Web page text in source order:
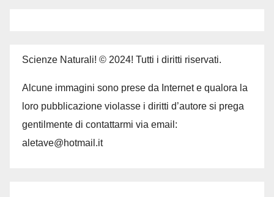
Scienze Naturali! © 2024! Tutti i diritti riservati.
Alcune immagini sono prese da Internet e qualora la
loro pubblicazione violasse i diritti d’autore si prega
gentilmente di contattarmi via email:
aletave@hotmail.it